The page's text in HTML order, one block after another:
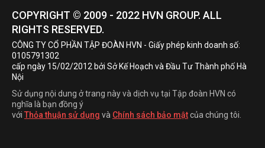
COPYRIGHT © 2009 - 2022 HVN GROUP. ALL
RIGHTS RESERVED.
CÔNG TY CỔ PHẦN TẬP ĐOÀN HVN - Giấy phép kinh doanh số:
0105791302
cấp ngày 15/02/2012 bởi Sở Kế Hoạch và Đầu Tư Thành phố Hà
Nội
Sử dụng nội dung ở trang này và dịch vụ tại Tập đoàn HVN có
nghĩa là bạn đồng ý
với Thỏa thuận sử dụng và Chính sách bảo mậtcủa chúng tôi.